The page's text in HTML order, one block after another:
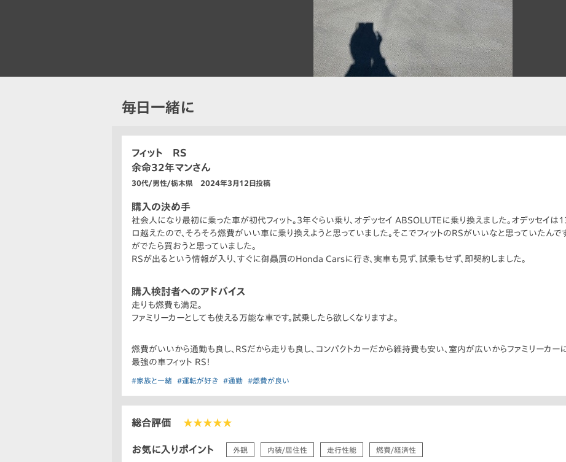
毎日一緒に
フィット RS
余命32年マンさん
30代/男性/栃木県 2024年3月12日投稿
購入の決め手
社会人になり最初に乗った車が初代フィット。3年ぐらい乗り、オデッセイ ABSOLUTEに乗り換えました。オデッセイ
ロ越えたので、そろそろ燃費がいい車に乗り換えようと思っていました。そこでフィットのRSがいいなと思っていたんで
がでたら買おうと思っていました。
RSが出るという情報が入り、すぐに御贔屓のHonda Carsに行き、実車も見ず、試乗もせず、即契約しました。
購入検討者へのアドバイス
走りも燃費も満足。
ファミリーカーとしても使える万能な車です。試乗したら欲しくなりますよ。
燃費がいいから通勤も良し、RSだから走りも良し、コンパクトカーだから維持費も安い、室内が広いからファミリーカー
最強の車フィット RS！
#家族と一緒 #運転が好き #通勤 #燃費が良い
総合評価 ★★★★★
お気に入りポイント 外観 内装/居住性 走行性能 燃費/経済性